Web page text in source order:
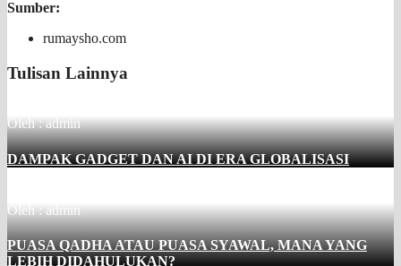
Sumber:
rumaysho.com
Tulisan Lainnya
Oleh : admin
DAMPAK GADGET DAN AI DI ERA GLOBALISASI
Oleh : admin
PUASA QADHA ATAU PUASA SYAWAL, MANA YANG
LEBIH DIDAHULUKAN?